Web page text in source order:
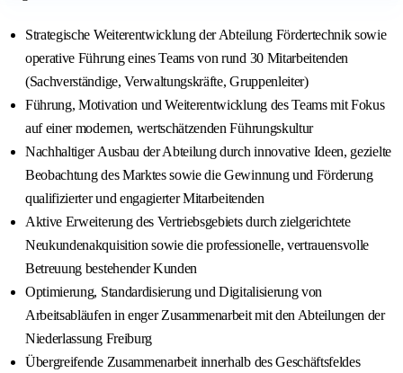
Strategische Weiterentwicklung der Abteilung Fördertechnik sowie
operative Führung eines Teams von rund 30 Mitarbeitenden
(Sachverständige, Verwaltungskräfte, Gruppenleiter)
Führung, Motivation und Weiterentwicklung des Teams mit Fokus
auf einer modernen, wertschätzenden Führungskultur
Nachhaltiger Ausbau der Abteilung durch innovative Ideen, gezielte
Beobachtung des Marktes sowie die Gewinnung und Förderung
qualifizierter und engagierter Mitarbeitenden
Aktive Erweiterung des Vertriebsgebiets durch zielgerichtete
Neukundenakquisition sowie die professionelle, vertrauensvolle
Betreuung bestehender Kunden
Optimierung, Standardisierung und Digitalisierung von
Arbeitsabläufen in enger Zusammenarbeit mit den Abteilungen der
Niederlassung Freiburg
Übergreifende Zusammenarbeit innerhalb des Geschäftsfeldes